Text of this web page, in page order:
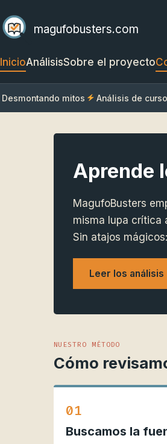
magufobusters.com
InicioAnálisisSobre el proyecto
Desmontando mitos Análisis de
Aprende
MagufoBusters
misma lupa crítica
Sin atajos
Leer los análisis
NUESTRO MÉTODO
Cómo
01
Buscamos la